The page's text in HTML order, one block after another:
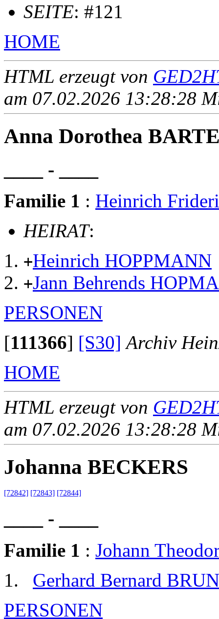
SEITE: #121
HOME
HTML erzeugt von
am 07.02.2026 13:28:28
Anna Dorothea
____ - ____
Familie 1 : Heinrich
HEIRAT:
+Heinrich HOPPMANN
+Jann Behrends
PERSONEN
[111366] [S30] Archiv
HOME
HTML erzeugt von
am 07.02.2026 13:28:28
Johanna BECKERS
[72842] [72843] [72844]
____ - ____
Familie 1 : Johann
Gerhard Bernard
PERSONEN